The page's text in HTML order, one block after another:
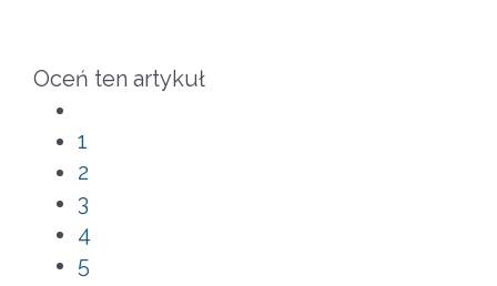
Oceń ten artykuł
1
2
3
4
5